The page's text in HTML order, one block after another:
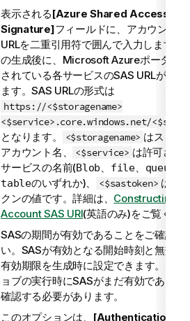
表示される[Azure Shared Access
Signature]フィールドに、アカウント
URLを二重引用符で囲んで入力します。
の生成後に、Microsoft Azureポータル
されている各サービスのSAS URLが取得
ます。SAS URLの形式は
https://<$storagename>
<$service>.core.windows.net/
となります。 <$storagename> はストレ
アカウント名、
<$service> は許可され
サービスの名前(Blob file、 queue
tableのいずれか)、 <$sastoken> は
クンの値です。詳細は、 Constructing
Account SAS URI(英語のみ)をご覧くだ
SASの期間が有効であることをご確認く
い。SASが有効となる開始時刻と無効と
有効期限を生成時に設定できます。また
ョブの実行時にSASがまだ有効であるこ
確認する必要があります。
このオプションは、 [Authentication